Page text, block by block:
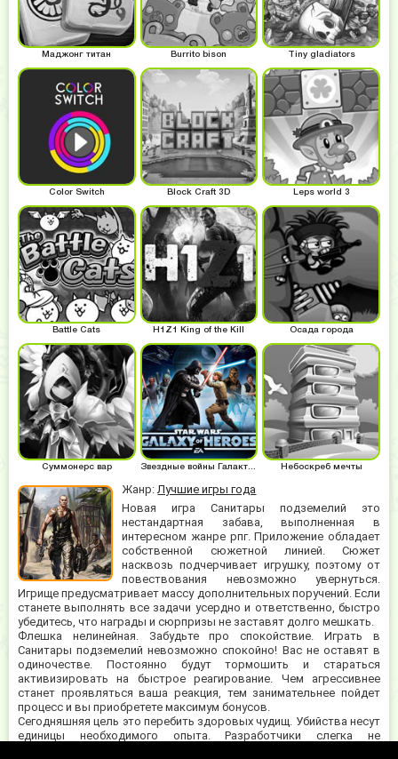
Жанр:Лучшие игры года
Новая игра Санитары подземелий это
нестандартная забава, выполненная в
интересном жанре рпг. Приложение обладает
собственной сюжетной линией. Сюжет
насквозь подчерчивает игрушку, поэтому от
повествования невозможно увернуться.
Игрище предусматривает массу дополнительных поручений. Если
станете выполнять все задачи усердно и ответственно, быстро
убедитесь, что награды и сюрпризы не заставят долго мешкать.
Флешка нелинейная. Забудьте про спокойствие. Играть в
Санитары подземелий невозможно спокойно! Вас не оставят в
одиночестве. Постоянно будут тормошить и стараться
активизировать на быстрое реагирование. Чем агрессивнее
станет проявляться ваша реакция, тем занимательнее пойдет
процесс и вы приобретете максимум бонусов.
Сегодняшняя цель это перебить здоровых чудищ. Убийства несут
единицы необходимого опыта. Разработчики слегка не
Маджонг титан Burrito bison Tiny gladiators
Color Switch Block Craft 3D Leps world 3
Battle Cats H1Z1 King of the Kill Осада города
Суммонерс вар Звездные войны Галактика героев Небоскреб мечты